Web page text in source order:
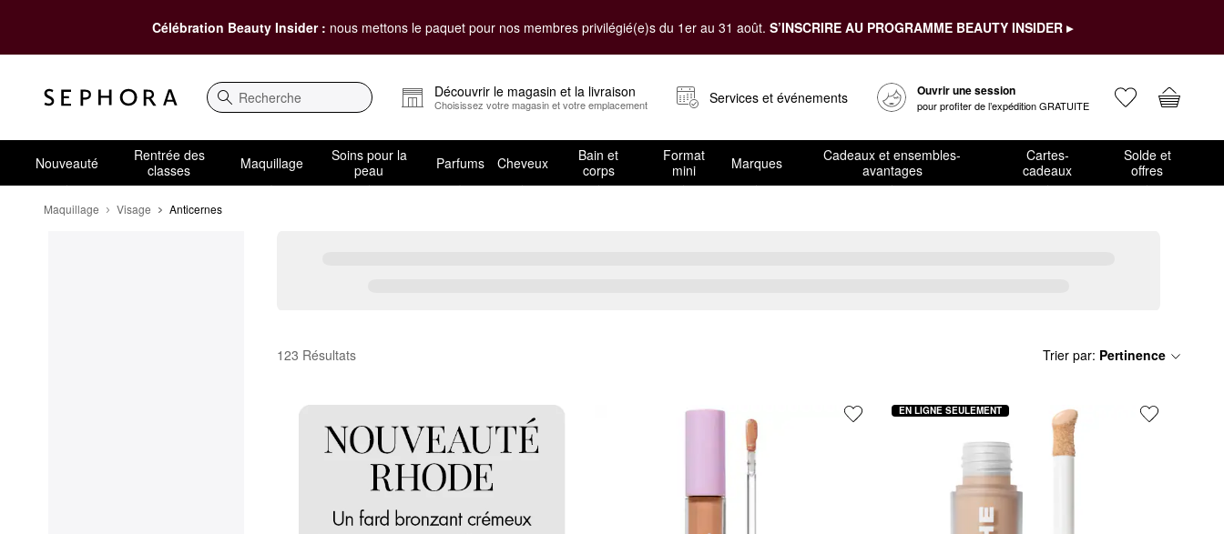
Célébration Beauty Insider : nous mettons le paquet pour nos membres privilégié(e)s du 1er au 31 août. S’INSCRIRE AU PROGRAMME BEAUTY INSIDER ▸
Recherche
Découvrir le magasin et la livraison
Choisissez votre magasin et votre emplacement Services et événements Ouvrir une session
pour profiter de l’expédition GRATUITE
Nouveauté
Rentrée des
classes
Maquillage
Soins pour la
peau
Parfums Cheveux
Bain et
corps
Format
mini
Marques
Cadeaux et ensembles-
avantages
Cartes-
cadeaux
Solde et
offres
Maquillage Visage Anticernes
Anticernes
123 Résultats Trier par: Pertinence
EN LIGNE SEULEMENT